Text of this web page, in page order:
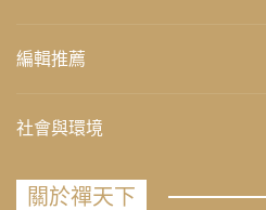
編輯推薦
社會與環境
關於禪天下